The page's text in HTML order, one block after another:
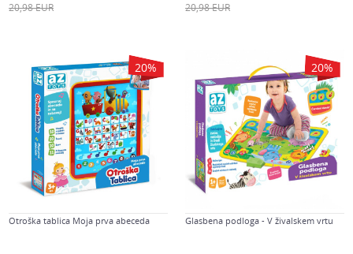
20,98EUR 20,98EUR
20%
Otroška tablica Moja prva abeceda
20%
Glasbena podloga - V živalskem vrtu